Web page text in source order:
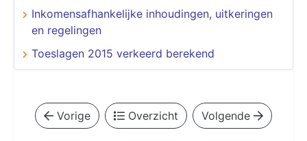
Inkomensafhankelijke inhoudingen, uitkeringen
en regelingen
Toeslagen 2015 verkeerd berekend
Vorige Overzicht Volgende